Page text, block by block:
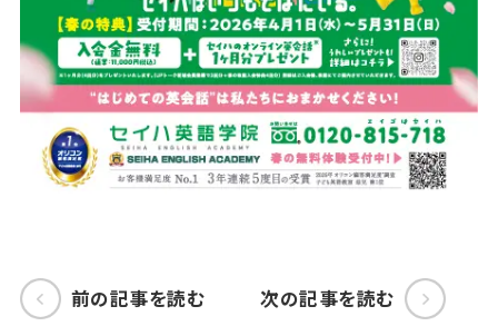
前の記事を読む 次の記事を読む